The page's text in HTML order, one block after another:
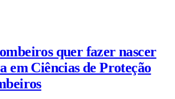
quer fazer nascer
em Ciências de Proteção